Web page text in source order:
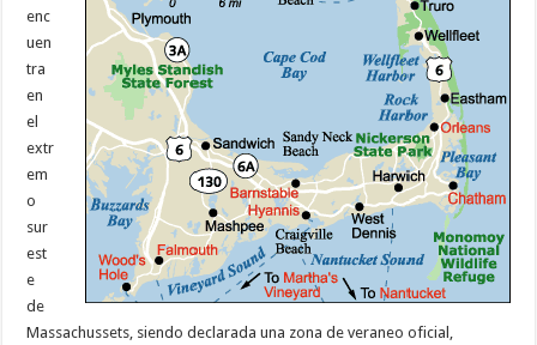
enc
uen
tra
en
el
extr
em
o
sur
est
e
de
Massachussets, siendo declarada una zona de veraneo oficial,